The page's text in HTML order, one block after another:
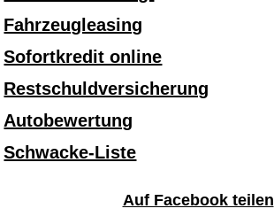
Fahrzeugleasing
Sofortkredit online
Restschuldversicherung
Autobewertung
Schwacke-Liste
Auf Facebook teilen